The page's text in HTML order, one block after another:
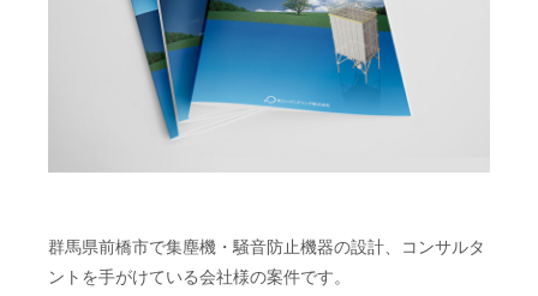
群馬県前橋市で集塵機・騒音防止機器の設計、コンサルタ
ントを手がけている会社様の案件です。